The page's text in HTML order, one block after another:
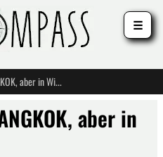
LATE NIGHT IN BANGKOK, aber in Wien
aber in
☰